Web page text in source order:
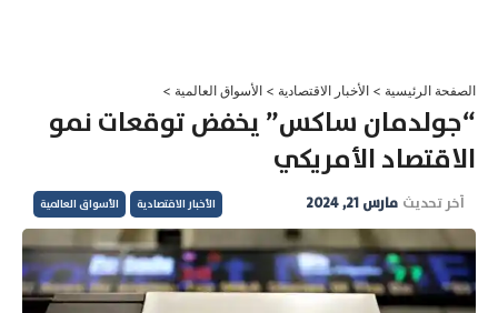
الصفحة الرئيسية > الأخبار الاقتصادية > الأسواق العالمية >
“جولدمان ساكس” يخفض توقعات نمو
الاقتصاد الأمريكي
آخر تحديث مارس 21, 2024 الأخبار الاقتصادية الأسواق العالمية